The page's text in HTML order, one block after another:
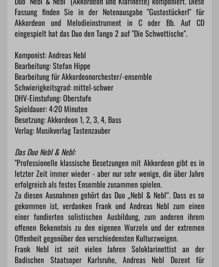
Fassung finden Sie in der Notenausgabe "Gustostückerl" für
Akkordeon und Melodieinstrument in C oder Bb. Auf CD
eingespielt hat das Duo den Tango 2 auf "Die Schwottische".
Komponist: Andreas Nebl
Bearbeitung: Stefan Hippe
Bearbeitung für Akkordeonorchester/-ensemble
Schwierigkeitsgrad: mittel-schwer
DHV-Einstufung: Oberstufe
Spieldauer: 4:20 Minuten
Besetzung: Akkordeon 1, 2, 3, 4, Bass
Verlag: Musikverlag Tastenzauber
Das Duo Nebl & Nebl:
"Professionelle klassische Besetzungen mit Akkordeon gibt es in
letzter Zeit immer wieder - aber nur sehr wenige, die über Jahre
erfolgreich als festes Ensemble zusammen spielen.
Zu diesen Ausnahmen gehört das Duo „Nebl & Nebl“. Dass es so
gekommen ist, verdanken Frank und Andreas Nebl zum einen
einer fundierten solistischen Ausbildung, zum anderen ihrem
offenen Bekenntnis zu den eigenen Wurzeln und der extremen
Offenheit gegenüber den verschiedensten Kulturzweigen.
Frank Nebl ist seit vielen Jahren Soloklarinettist an der
Badischen Staatsoper Karlsruhe, Andreas Nebl Dozent für